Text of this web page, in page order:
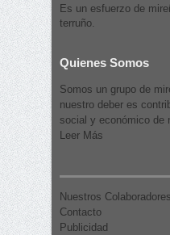
Es un esfuerzo de
terruño.
Quienes Somos
Somos un grupo de
nuestro deber es
social y económico de
Leer Más
Nuestros Colaboradores
Contacto
Publicidad